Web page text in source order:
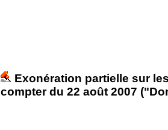
Exonération partielle sur
compter du 22 août 2007